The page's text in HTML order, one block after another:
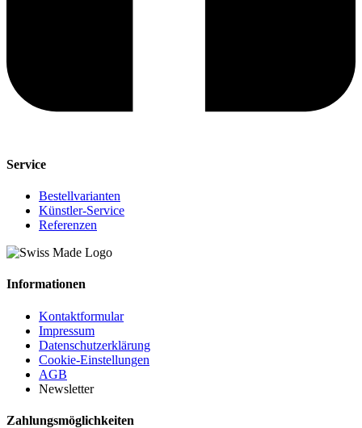
Service
Bestellvarianten
Künstler-Service
Referenzen
Informationen
Kontaktformular
Impressum
Datenschutzerklärung
Cookie-Einstellungen
AGB
Newsletter
Zahlungsmöglichkeiten